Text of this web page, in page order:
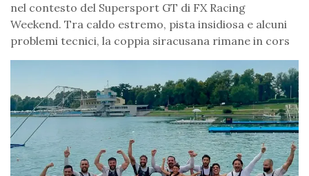
nel contesto del Supersport GT di FX Racing
Weekend. Tra caldo estremo, pista insidiosa e alcuni
problemi tecnici, la coppia siracusana rimane in cors